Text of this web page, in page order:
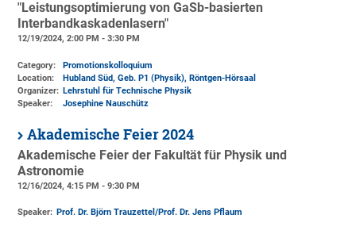
"Leistungsoptimierung von GaSb-basierten
Interbandkaskadenlasern"
12/19/2024, 2:00 PM - 3:30 PM
Category:
Promotionskolloquium
Location:
Hubland Süd, Geb. P1 (Physik), Röntgen-Hörsaal
Organizer: Lehrstuhl für Technische Physik
Speaker:
Josephine Nauschütz
Akademische Feier 2024
Akademische Feier der Fakultät für Physik und
Astronomie
12/16/2024, 4:15 PM - 9:30 PM
Speaker: Prof. Dr. Björn Trauzettel/Prof. Dr. Jens Pflaum